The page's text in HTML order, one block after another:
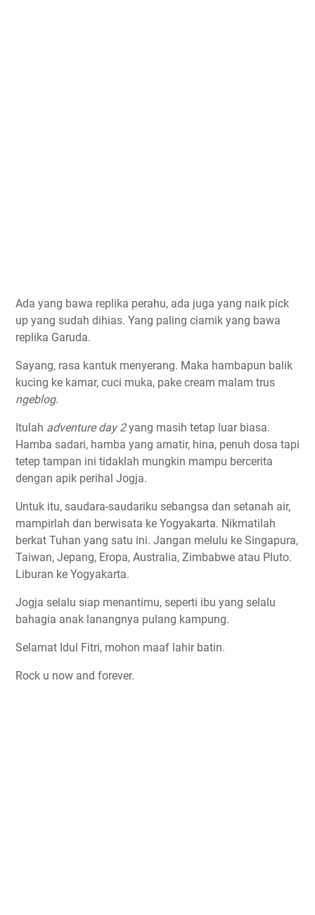
Ada yang bawa replika perahu, ada juga yang naik pick
up yang sudah dihias. Yang paling ciamik yang bawa
replika Garuda.
Sayang, rasa kantuk menyerang. Maka hambapun balik
kucing ke kamar, cuci muka, pake cream malam trus
ngeblog.
Itulah adventure day 2yang masih tetap luar biasa.
Hamba sadari, hamba yang amatir, hina, penuh dosa tapi
tetep tampan ini tidaklah mungkin mampu bercerita
dengan apik perihal Jogja.
Untuk itu, saudara-saudariku sebangsa dan setanah air,
mampirlah dan berwisata ke Yogyakarta. Nikmatilah
berkat Tuhan yang satu ini. Jangan melulu ke Singapura,
Taiwan, Jepang, Eropa, Australia, Zimbabwe atau Pluto.
Liburan ke Yogyakarta.
Jogja selalu siap menantimu, seperti ibu yang selalu
bahagia anak lanangnya pulang kampung.
Selamat Idul Fitri, mohon maaf lahir batin.
Rock u now and forever.